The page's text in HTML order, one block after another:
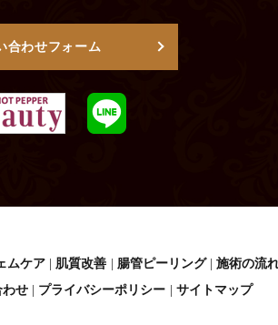
合わせフォーム
ムケア 肌質改善 腸管ピーリング 施術の流
わせ プライバシーポリシー サイトマップ